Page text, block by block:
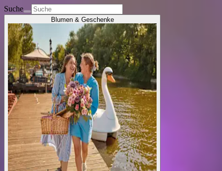
Suche
Blumen & Geschenke